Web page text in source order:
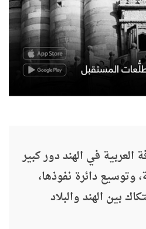
في الهند دور كبير
وتوسيع دائرة نفوذها،
بين الهند والبلاد